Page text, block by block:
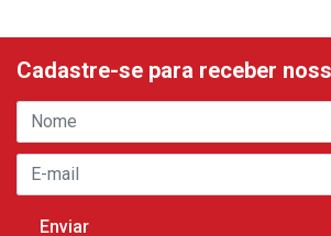
Cadastre-se para receber